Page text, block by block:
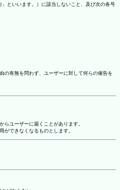
といいます。）に該当しないこと、及び次の各号
の有無を問わず、ユーザーに対して何らの催告を
ユーザーに届くことがあります。
できなくなるものとします。